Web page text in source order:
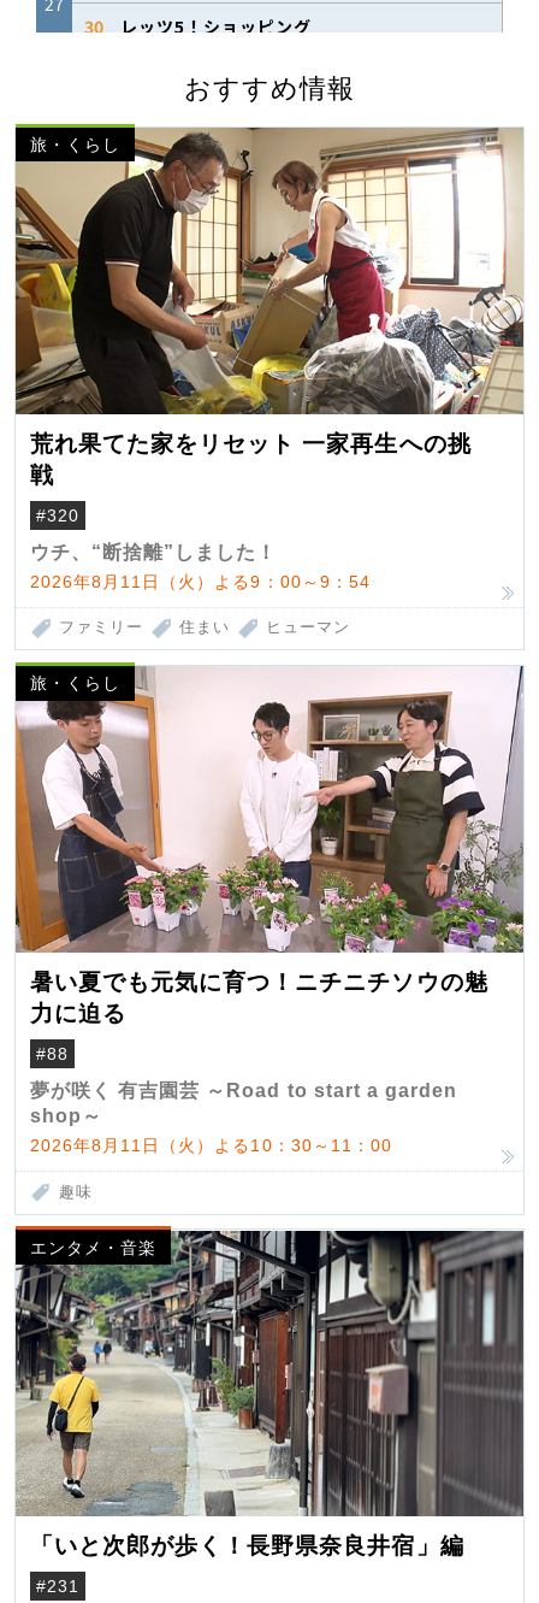
おすすめ情報
旅・くらし
荒れ果てた家をリセット 一家再生への挑
戦
#320
ウチ、“断捨離”しました！
2026年8月11日（火）よる9：00～9：54
ファミリー 住まい ヒューマン
旅・くらし
暑い夏でも元気に育つ！ニチニチソウの魅
力に迫る
#88
夢が咲く 有吉園芸 ～Road to start a garden
shop～
2026年8月11日（火）よる10：30～11：00
趣味
エンタメ・音楽
「いと次郎が歩く！長野県奈良井宿」編
#231